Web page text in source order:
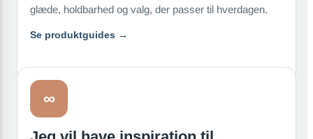
glæde, holdbarhed og valg, der passer til hverdagen.
Se produktguides →
∞